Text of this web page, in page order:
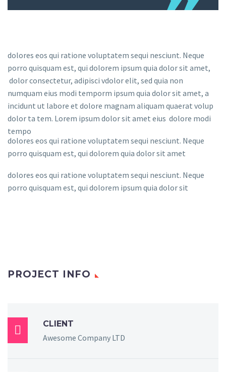
dolores eos qui ratione voluptatem sequi nesciunt. Neque
porro quisquam est, qui dolorem ipsum quia dolor sit amet,
dolor consectetur, adipisci vdolor elit, sed quia non
numquam eius modi temporm ipsum quia dolor sit amet, a
incidunt ut labore et dolore magnam aliquam quaerat volup
dolor ta tem. Lorem ipsum dolor sit amet eius dolore modi
tempo
dolores eos qui ratione voluptatem sequi nesciunt. Neque
porro quisquam est, qui dolorem quia dolor sit amet
dolores eos qui ratione voluptatem sequi nesciunt. Neque
porro quisquam est, qui dolorem ipsum quia dolor sit
PROJECT INFO
 CLIENT
Awesome Company LTD